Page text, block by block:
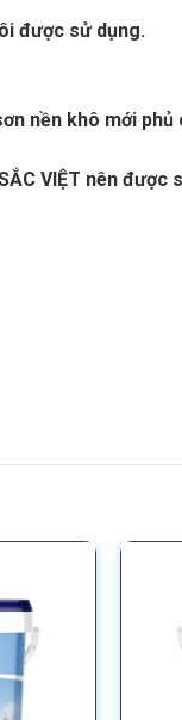
được sử dụng.
nền khô mới
VIỆT nên